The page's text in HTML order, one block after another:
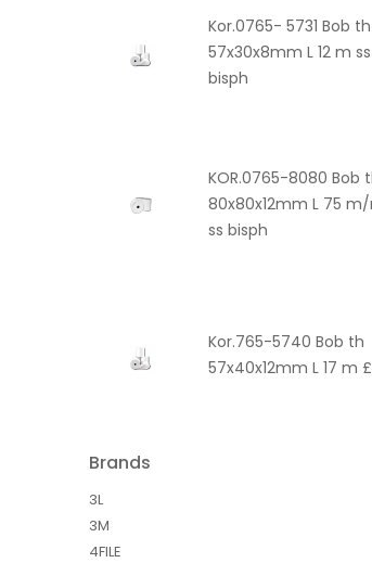
Kor.0765- 5731 Bob th
57x30x8mm L 12 m ss
bisph
KOR.0765-8080 Bob
80x80x12mm L 75
ss bisph
Kor.765-5740 Bob th
57x40x12mm L 17 m £
Brands
3L
3M
4FILE